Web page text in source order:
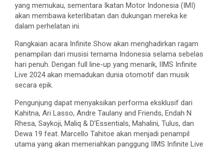
yang memukau, sementara Ikatan Motor Indonesia (IMI)
akan membawa keterlibatan dan dukungan mereka ke
dalam perhelatan ini.
Rangkaian acara Infinite Show akan menghadirkan ragam
penampilan dari musisi ternama Indonesia selama sebelas
hari penuh. Dengan full line-up yang menarik, IIMS Infinite
Live 2024 akan memadukan dunia otomotif dan musik
secara epik.
Pengunjung dapat menyaksikan performa eksklusif dari
Kahitna, Ari Lasso, Andre Taulany and Friends, Endah N
Rhesa, Saykoji, Maliq & D’Essentials, Mahalini, Tulus, dan
Dewa 19 feat. Marcello Tahitoe akan menjadi penampil
utama yang akan memeriahkan panggung IIMS Infinite Live